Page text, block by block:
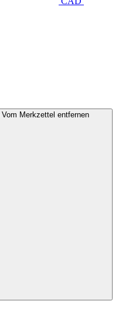
Vom Merkzettel entfernen